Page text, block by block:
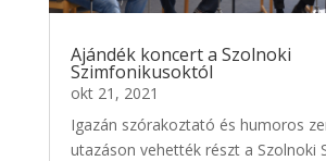
Ajándék koncert a Szolnoki
Szimfonikusoktól
okt 21, 2021
Igazán szórakoztató és humoros
utazáson vehették részt a Szolnoki